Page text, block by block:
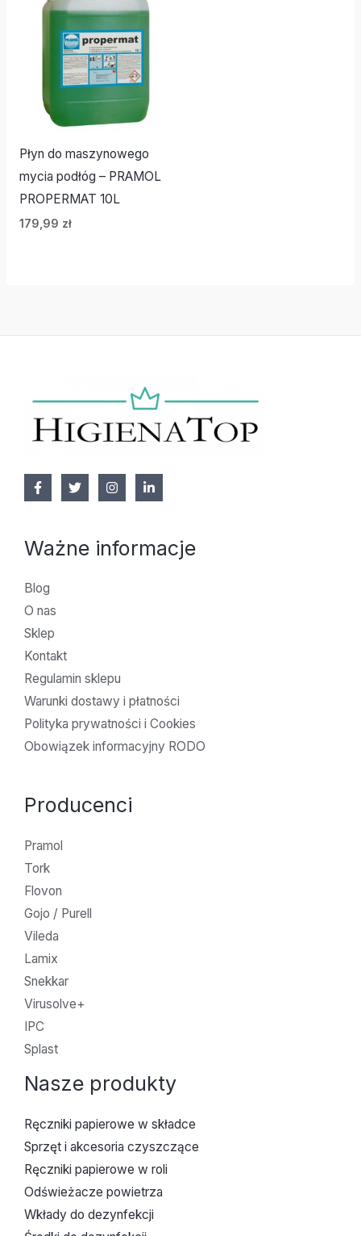
Płyn do maszynowego
mycia podłóg – PRAMOL
PROPERMAT 10L
179,99 zł
Ważne informacje
Blog
O nas
Sklep
Kontakt
Regulamin sklepu
Warunki dostawy i płatności
Polityka prywatności i Cookies
Obowiązek informacyjny RODO
Producenci
Pramol
Tork
Flovon
Gojo / Purell
Vileda
Lamix
Snekkar
Virusolve+
IPC
Splast
Nasze produkty
Ręczniki papierowe w składce
Sprzęt i akcesoria czyszczące
Ręczniki papierowe w roli
Odświeżacze powietrza
Wkłady do dezynfekcji